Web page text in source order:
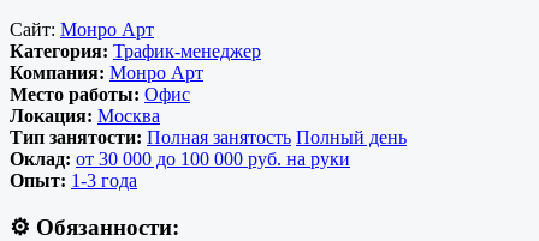
Сайт: Монро Арт
Категория: Трафик-менеджер
Компания: Монро Арт
Место работы: Офис
Локация: Москва
Тип занятости: Полная занятость Полный день
Оклад: от 30 000 до 100 000 руб. на руки
Опыт: 1-3 года
⚙️ Обязанности: